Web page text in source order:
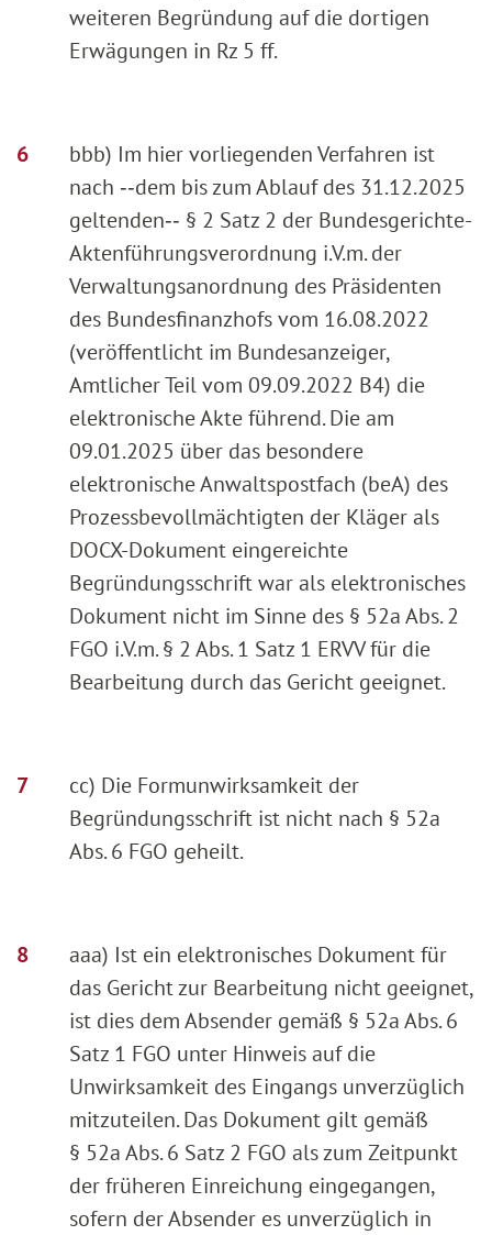
weiteren Begründung auf die dortigen
Erwägungen in Rz 5 ff.
bbb) Im hier vorliegenden Verfahren ist
nach ‑‑dem bis zum Ablauf des 31.12.2025
geltenden‑‑ § 2 Satz 2 der Bundesgerichte-
Aktenführungsverordnung i.V.m. der
Verwaltungsanordnung des Präsidenten
des Bundesfinanzhofs vom 16.08.2022
(veröffentlicht im Bundesanzeiger,
Amtlicher Teil vom 09.09.2022 B4) die
elektronische Akte führend. Die am
09.01.2025 über das besondere
elektronische Anwaltspostfach (beA) des
Prozessbevollmächtigten der Kläger als
DOCX-Dokument eingereichte
Begründungsschrift war als elektronisches
Dokument nicht im Sinne des § 52a Abs. 2
FGO i.V.m. § 2 Abs. 1 Satz 1 ERVV für die
Bearbeitung durch das Gericht geeignet.
cc) Die Formunwirksamkeit der
Begründungsschrift ist nicht nach § 52a
Abs. 6 FGO geheilt.
aaa) Ist ein elektronisches Dokument für
das Gericht zur Bearbeitung nicht geeignet,
ist dies dem Absender gemäß § 52a Abs. 6
Satz 1 FGO unter Hinweis auf die
Unwirksamkeit des Eingangs unverzüglich
mitzuteilen. Das Dokument gilt gemäß
§ 52a Abs. 6 Satz 2 FGO als zum Zeitpunkt
der früheren Einreichung eingegangen,
sofern der Absender es unverzüglich in